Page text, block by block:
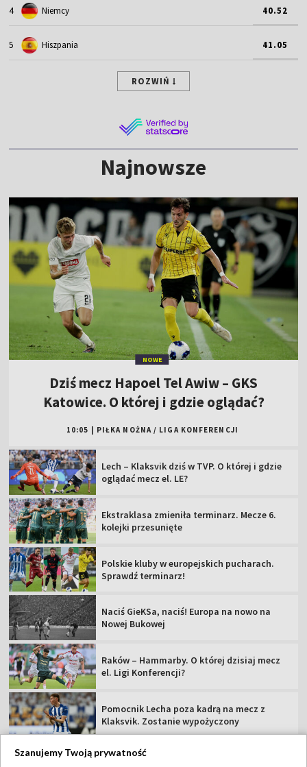
4 Niemcy 40.52
5 Hiszpania 41.05
ROZWIŃ
Najnowsze
NOWE
Dziś mecz Hapoel Tel Awiw – GKS
Katowice. O której i gdzie oglądać?
10:05 PIŁKA NOŻNA / LIGA KONFERENCJI
Lech – Klaksvik dziś w TVP. O której i gdzie
oglądać mecz el. LE?
Ekstraklasa zmieniła terminarz. Mecze 6.
kolejki przesunięte
Polskie kluby w europejskich pucharach.
Sprawdź terminarz!
Naciś GieKSa, naciś! Europa na nowo na
Nowej Bukowej
Raków – Hammarby. O której dzisiaj mecz
el. Ligi Konferencji?
Pomocnik Lecha poza kadrą na mecz z
Klaksvik. Zostanie wypożyczony
Szanujemy Twoją prywatność